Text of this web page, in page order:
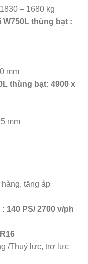
– 1680 kg
thùng bạt :
mm
thùng bạt: 4900 x
mm
tăng áp
140 PS/ 2700 v/ph
/Thuỷ lực, trợ lực